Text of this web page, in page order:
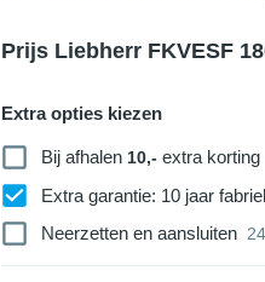
Prijs Liebherr FKVESF
Extra opties kiezen
Bij afhalen 10,-extra korting
Extra garantie: 10 jaar
Neerzetten en aansluiten